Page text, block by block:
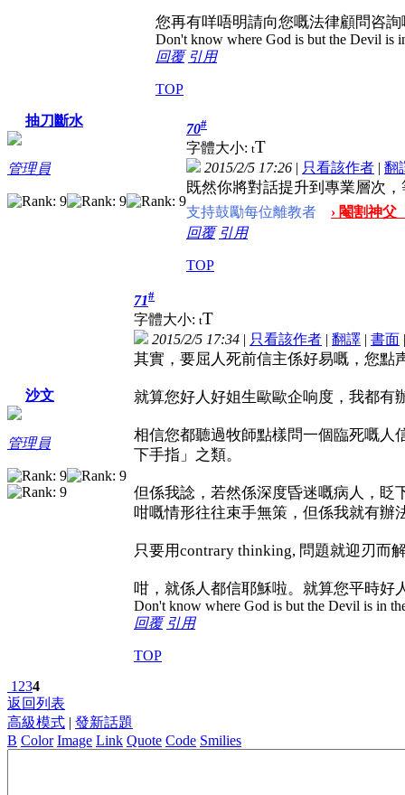
您再有咩唔明請向您嘅法律顧問咨詢
Don't know where God is but the Devil is
回覆 引用
TOP
抽刀斷水
管理員
70#
字體大小: tT
2015/2/5 17:26 | 只看該作者 | 翻
既然你將對話提升到專業層次
支持鼓勵每位離教者
› 閹割神
回覆 引用
TOP
沙文
管理員
71#
字體大小: tT
2015/2/5 17:34 | 只看該作者 | 翻譯 | 書面
其實，要屈人死前信主係好易嘅，您點
就算您好人好姐生歐歐企响度，我都有
相信您都聽過牧師點樣問一個臨死嘅人
下手指」之類。
但係我諗，若然係深度昏迷嘅病人，眨
咁嘅情形往往束手無策，但係我就有辦
只要用contrary thinking, 問題就迎刃而
咁，就係人都信耶穌啦。就算您平時好
Don't know where God is but the Devil is in
回覆 引用
TOP
1 234
返回列表
高級模式 | 發新話題
B Color Image Link Quote Code Smilies